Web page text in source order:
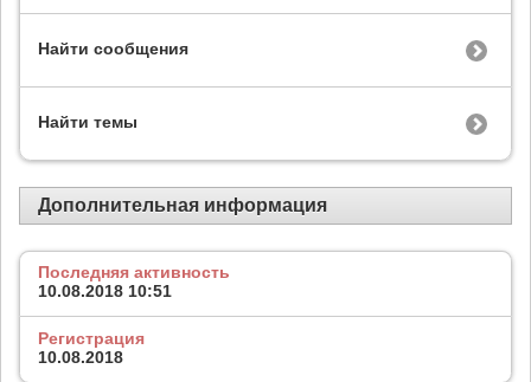
Найти сообщения
Найти темы
Дополнительная информация
Последняя активность
10.08.2018 10:51
Регистрация
10.08.2018